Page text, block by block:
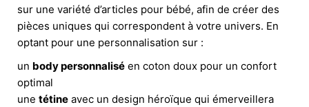
sur une variété d’articles pour bébé, afin de créer des
pièces uniques qui correspondent à votre univers. En
optant pour une personnalisation sur :
un body personnalisé en coton doux pour un confort
optimal
une tétine avec un design héroïque qui émerveillera